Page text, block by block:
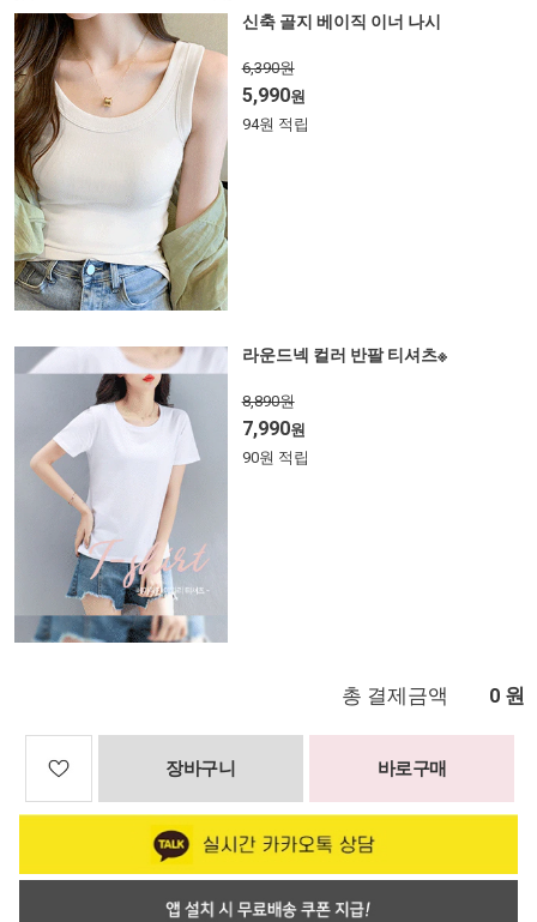
신축 골지 베이직 이너 나시
6,390원
5,990원
94원 적립
라운드넥 컬러 반팔 티셔츠※
8,890원
7,990원
90원 적립
총 결제금액 0 원
장바구니 바로구매